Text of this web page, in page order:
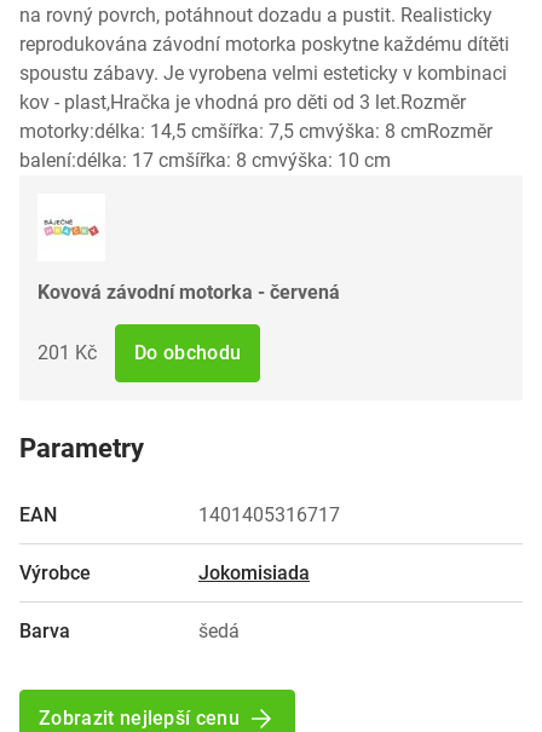
na rovný povrch, potáhnout dozadu a pustit. Realisticky
reprodukována závodní motorka poskytne každému dítěti
spoustu zábavy. Je vyrobena velmi esteticky v kombinaci
kov - plast,Hračka je vhodná pro děti od 3 let.Rozměr
motorky:délka: 14,5 cmšířka: 7,5 cmvýška: 8 cmRozměr
balení:délka: 17 cmšířka: 8 cmvýška: 10 cm
Kovová závodní motorka - červená
201 Kč Do obchodu
Parametry
EAN 1401405316717
Výrobce Jokomisiada
Barva šedá
Zobrazit nejlepší cenu